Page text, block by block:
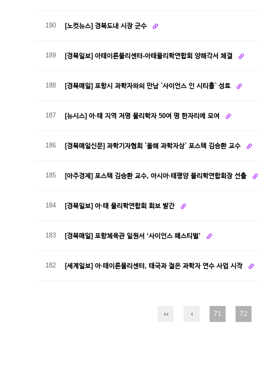
190 [노컷뉴스] 경북도내 시장 군수
189 [경북일보] 아태이론물리센터-아태물리학연합회 양해각서 체결
188 [경북매일] 포항시 과학자와의 만남 `사이언스 인 시티홀` 성료
187 [뉴시스] 아·태 지역 저명 물리학자 50여 명 한자리에 모여
186 [경북매일신문] 과학기자협회 `올해 과학자상` 포스텍 김승환 교수
185 [아주경제] 포스텍 김승환 교수, 아시아·태평양 물리학연합회장 선출
184 [경북일보] 아·태 물리학연합회 회보 발간
183 [경북매일] 포항체육관 일원서 ‘사이언스 페스티벌’
182 [세계일보] 아·태이론물리센터, 태국과 젊은 과학자 연수 사업 시작
71 72